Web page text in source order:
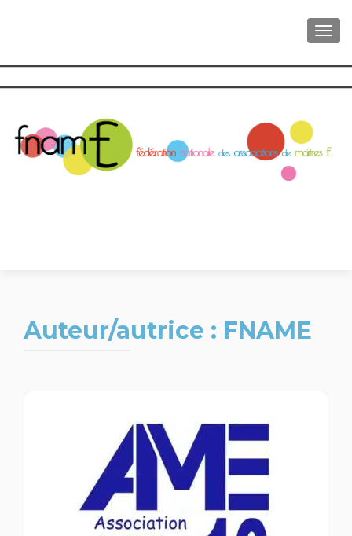
Auteur/autrice : FNAME
articles